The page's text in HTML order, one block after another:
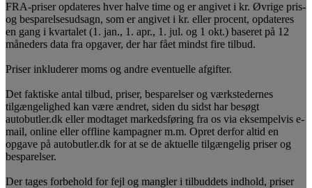
FRA-priser opdateres hver halve time og er angivet i kr. Øvrige pris-
og besparelsesudsagn, som er angivet i kr. eller procent, opdateres
en gang i kvartalet (1. jan., 1. apr., 1. jul. og 1 okt.) baseret på 12
måneders data fra opgaver, der har fået mindst fire tilbud.
Priser inkluderer moms og andre eventuelle afgifter.
Det faktiske antal tilbud, priser, besparelser og værkstedernes
tilgængelighed kan være ændret, siden du sidst har besøgt
autobutler.dk eller modtaget markedsføring fra os via eksempelvis e-
mail, online eller offline kampagner m.m. Opret derfor altid en
opgave på autobutler.dk for at se de aktuelle tilgængelig priser og
besparelser.
Der tages forbehold for fejl og mangler i tilbuddets indhold, priser